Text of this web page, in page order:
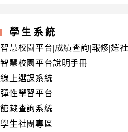
學生系統
智慧校園平台|成績查詢|報修|選社
智慧校園平台說明手冊
線上選課系統
彈性學習平台
館藏查詢系統
學生社團專區